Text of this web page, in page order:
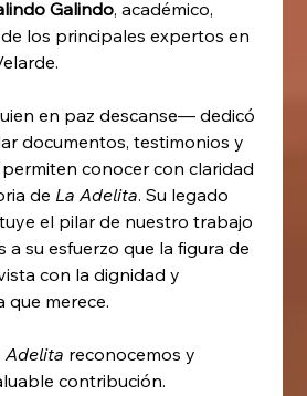
Galindo, académico,
los principales expertos en
en paz descanse— dedicó
documentos, testimonios y
conocer con claridad
de La Adelita. Su legado
el pilar de nuestro trabajo
a su esfuerzo que la figura de
con la dignidad y
que merece.
Adelita reconocemos y
contribución.